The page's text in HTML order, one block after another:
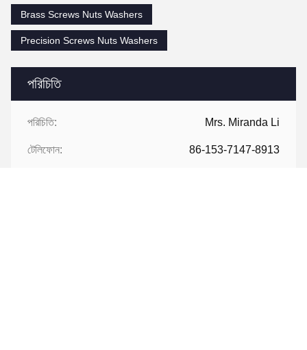
পরিচিতি
পরিচিতি: Mrs. Miranda Li
টেলিফোন: 86-153-7147-8913
Brass Screws Nuts Washers
Precision Screws Nuts Washers